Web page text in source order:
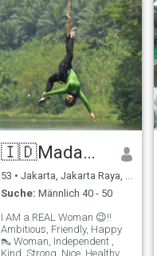
🇮🇩Madam Millionaire❤️
53 • Jakarta, Jakarta Raya, Indonesien
Suche: Männlich 40 - 50
I AM a REAL Woman 😉‼️
Ambitious, Friendly, Happy
👠 Woman, Independent ,
Kind, Strong, Nice, Healthy